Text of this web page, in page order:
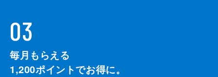
03
毎月もらえる
1,200ポイントでお得に。